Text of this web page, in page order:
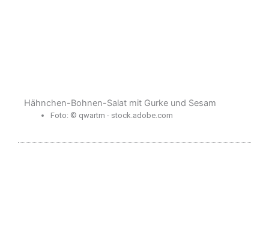
Hähnchen-Bohnen-Salat mit Gurke und Sesam
Foto: © qwartm - stock.adobe.com